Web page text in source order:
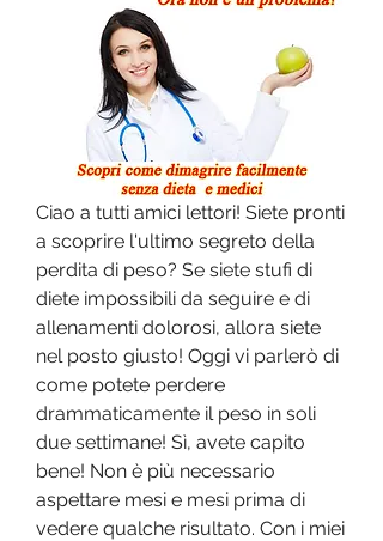
Ciao a tutti amici lettori! Siete pronti
a scoprire l'ultimo segreto della
perdita di peso? Se siete stufi di
diete impossibili da seguire e di
allenamenti dolorosi, allora siete
nel posto giusto! Oggi vi parlerò di
come potete perdere
drammaticamente il peso in soli
due settimane! Sì, avete capito
bene! Non è più necessario
aspettare mesi e mesi prima di
vedere qualche risultato. Con i miei